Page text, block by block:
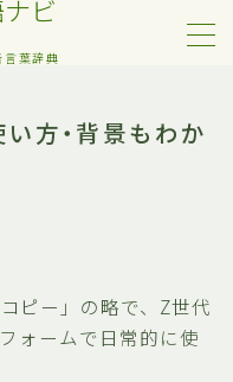
ビ
言葉辞典
い方・背景もわか
ピー」の略で、Z世代
ォームで日常的に使